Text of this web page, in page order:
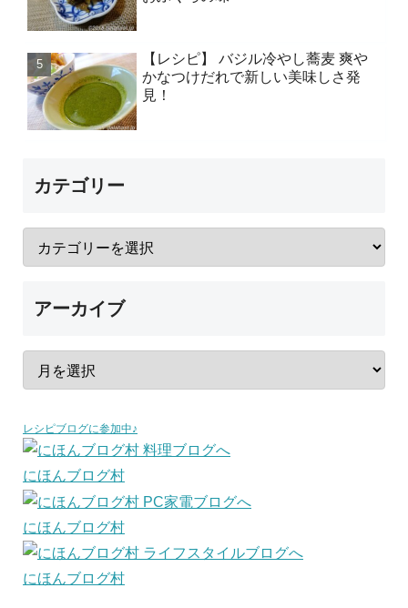
【レシピ】 バジル冷やし蕎麦 爽や
かなつけだれで新しい美味しさ発
見！
カテゴリー
アーカイブ
レシピブログに参加中♪
にほんブログ村
にほんブログ村
にほんブログ村